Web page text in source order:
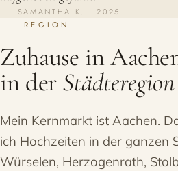
SAMANTHA K. · 2025
REGION
Zuhause in
in der Städteregion
Mein Kernmarkt ist Aachen.
ich Hochzeiten in der ganzen
Würselen, Herzogenrath,